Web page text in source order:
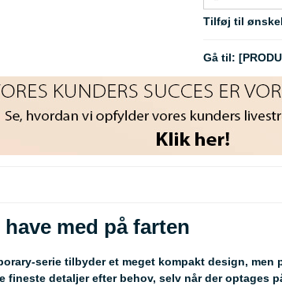
Tilføj til
Gå til:
med på farten
serie tilbyder et meget kompakt design,
fineste detaljer efter behov, selv når der optages